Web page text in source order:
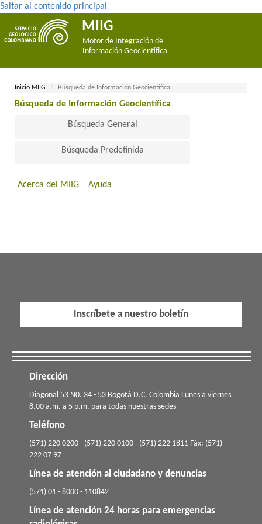
Saltar al contenido principal
MIIG
Motor de Integración de
Información Geocientífica
Inicio MII​​​G Búsqueda de Información Geocientífica
Búsqueda de Información Geocientífica​
Búsqueda General
Búsqueda Predefinida
Acerca del MIIG Ayuda
Inscríbete a nuestro boletín
Dirección
​​​Diagonal 53 N0. 34 - 53 Bogotá D.C. Colombia Lunes a viernes
8.00 a.m. a 5 p.m. para todas nuestras sedes
Teléfono
(571) 220 0200 - (571) 220 0100 - (571) 222 1811 Fáx: (571)
222 07 97
Línea de atención al ciudadano y denuncias
(571) 01 - 8000 - 110842
Línea de atención 24 horas para emergencias